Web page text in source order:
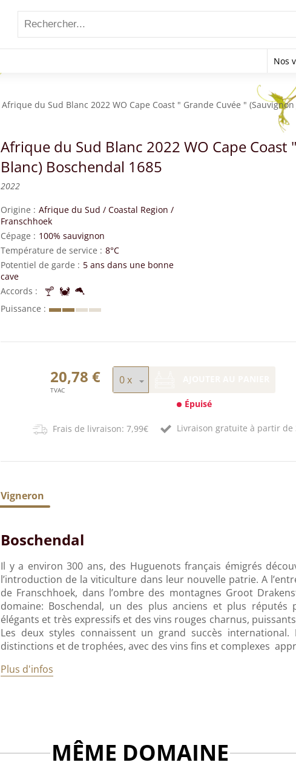
Nos
Afrique du Sud Blanc 2022 WO Cape Coast " Grande Cuvée "
Afrique du Sud Blanc 2022 WO Cape Coast
Blanc) Boschendal 1685
2022
Origine Afrique du Sud / Coastal Region /
Franschhoek
Cépage
100% sauvignon
Température de service
8°C
Potentiel de garde
5 ans dans une bonne
cave
Accords
Puissance
20,78 €
TVAC
Épuisé
Frais de livraison: 7,99€ Livraison gratuite à partir de
Vigneron
Boschendal
Il y a environ 300 ans, des Huguenots français émigrés
l’introduction de la viticulture dans leur nouvelle patrie. A
de Franschhoek, dans l’ombre des montagnes Groot
domaine: Boschendal, un des plus anciens et plus réputés
élégants et très expressifs et des vins rouges charnus,
Les deux styles connaissent un grand succès
distinctions et de trophées, avec des vins fins et complexes
Plus d'infos
MÊME DOMAINE